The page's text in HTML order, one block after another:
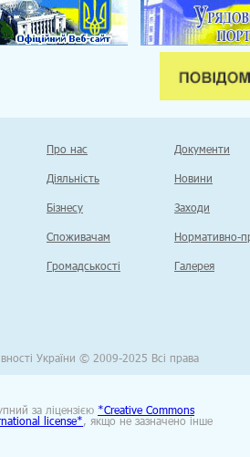
Про нас
Діяльність
Бізнесу
Споживачам
Громадськості
Документи
Новини
Заходи
Нормативно-
Галерея
України © 2009-2025 Всі права
за ліцензією *Creative Commons
license*, якщо не зазначено інше